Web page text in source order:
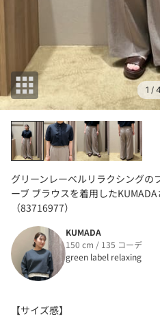
1 / 4
グリーンレーベルリラクシングの
ーブ ブラウスを着用した
（83716977）
KUMADA
150 cm / 135 コーデ
green label relaxing
【サイズ感】